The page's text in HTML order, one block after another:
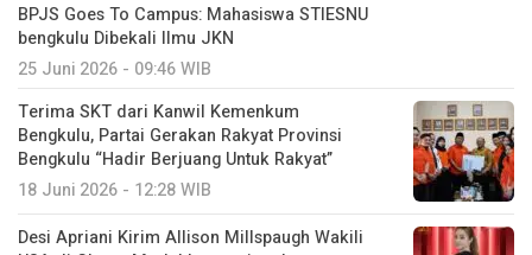
BPJS Goes To Campus: Mahasiswa STIESNU
bengkulu Dibekali Ilmu JKN
25 Juni 2026 - 09:46 WIB
Terima SKT dari Kanwil Kemenkum
Bengkulu, Partai Gerakan Rakyat Provinsi
Bengkulu “Hadir Berjuang Untuk Rakyat”
18 Juni 2026 - 12:28 WIB
Desi Apriani Kirim Allison Millspaugh Wakili